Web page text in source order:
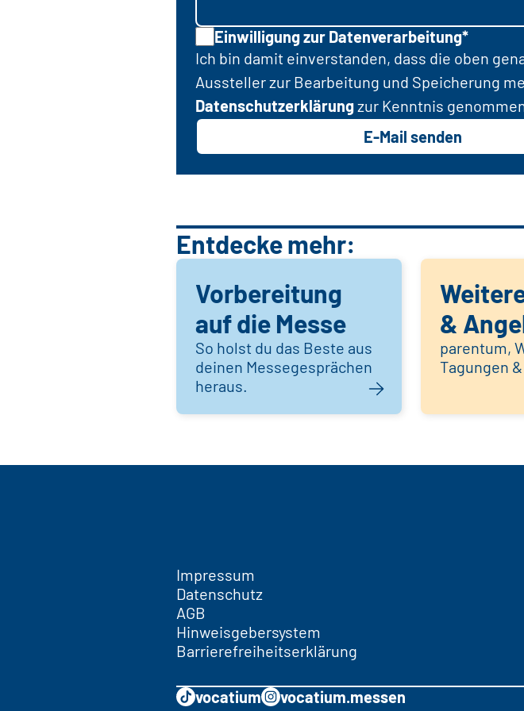
Einwilligung zur Datenverarbeitung*
Ich bin damit einverstanden, dass die oben
Aussteller zur Bearbeitung und Speicherung
Datenschutzerklärungzur Kenntnis
E-Mail senden
Entdecke mehr:
Vorbereitung
auf die Messe
So holst du das Beste aus
deinen Messegesprächen
heraus.
&
parentum,
Tagungen &
Impressum
Datenschutz
AGB
Hinweisgebersystem
Barrierefreiheitserklärung
vocatium
vocatium.messen